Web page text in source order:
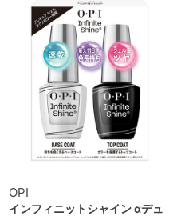
OPI
インフィニットシャイン αデュ